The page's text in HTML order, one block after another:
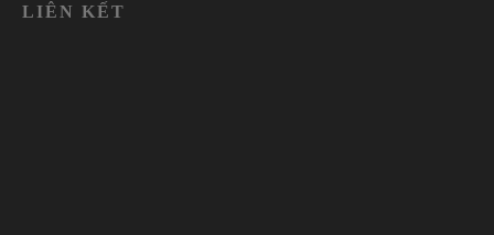
LIÊN KẾT